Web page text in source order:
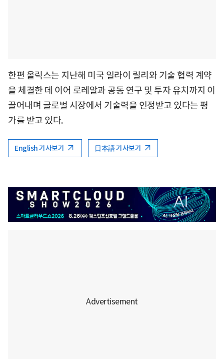
한편 올릭스는 지난해 미국 일라이 릴리와 기술 협력 계약
을 체결한 데 이어 로레알과 공동 연구 및 투자 유치까지 이
끌어내며 글로벌 시장에서 기술력을 인정받고 있다는 평
가를 받고 있다.
English 기사보기 日本語 기사보기